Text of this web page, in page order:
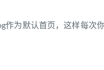
为默认首页，这样每次